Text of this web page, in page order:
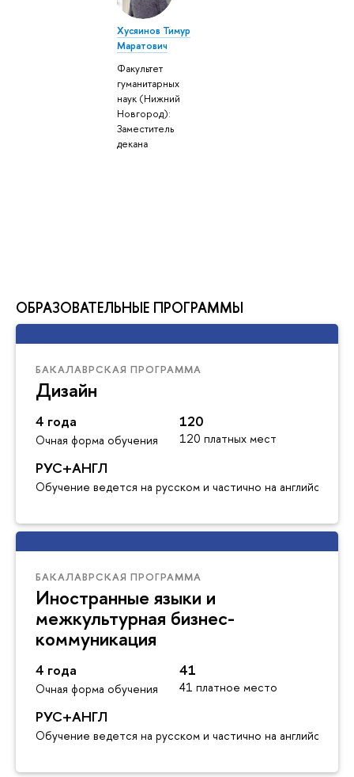
ОБРАЗОВАТЕЛЬНЫЕ ПРОГРАММЫ
БАКАЛАВРСКАЯ ПРОГРАММА
Дизайн
4 года
Очная форма обучения
120
120 платных мест
РУС+АНГЛ
Обучение ведется на русском и частично на английском
БАКАЛАВРСКАЯ ПРОГРАММА
Иностранные языки и
межкультурная бизнес-
коммуникация
4 года
Очная форма обучения
41
41 платное место
РУС+АНГЛ
Обучение ведется на русском и частично на английском
Хусяинов Тимур
Маратович
Факультет
гуманитарных
наук (Нижний
Новгород):
Заместитель
декана